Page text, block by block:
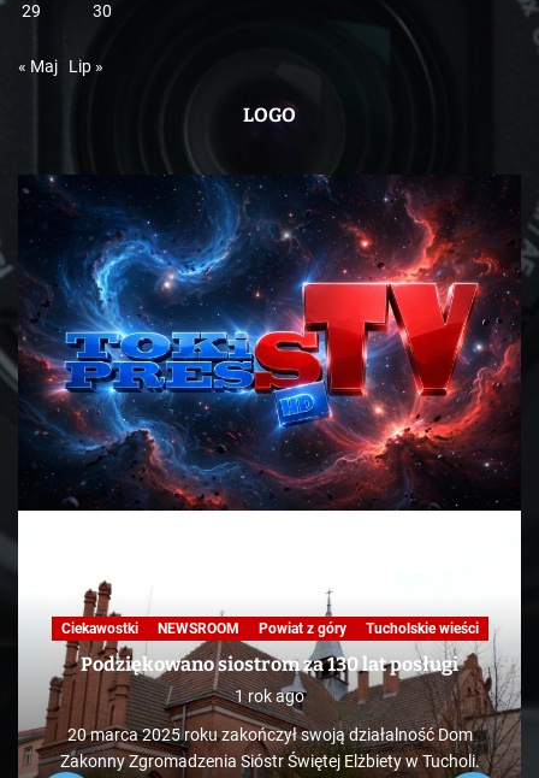
29
30
« Maj Lip »
LOGO
Ciekawostki NEWSROOM Powiat z góry Tucholskie wieści
Podziękowano siostrom za 130 lat posługi
1 rok ago
20 marca 2025 roku zakończył swoją działalność Dom
Zakonny Zgromadzenia Sióstr Świętej Elżbiety w Tucholi.